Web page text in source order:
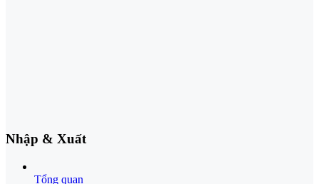
Nhập & Xuất
Tổng quan